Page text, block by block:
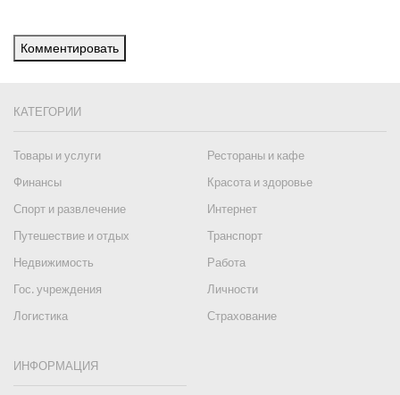
Комментировать
КАТЕГОРИИ
Товары и услуги
Рестораны и кафе
Финансы
Красота и здоровье
Спорт и развлечение
Интернет
Путешествие и отдых
Транспорт
Недвижимость
Работа
Гос. учреждения
Личности
Логистика
Страхование
ИНФОРМАЦИЯ